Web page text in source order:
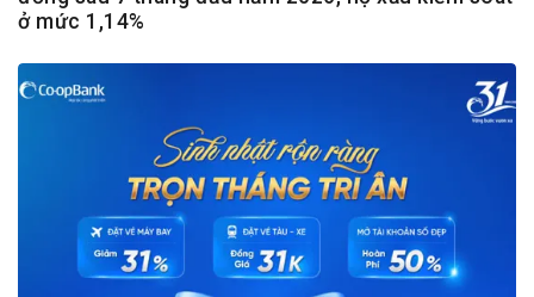
ở mức 1,14%